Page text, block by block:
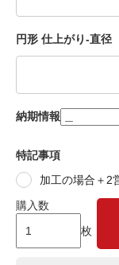
円形 仕上がり-直径
納期情報
特記事項
加工の場合＋2
購入数
枚